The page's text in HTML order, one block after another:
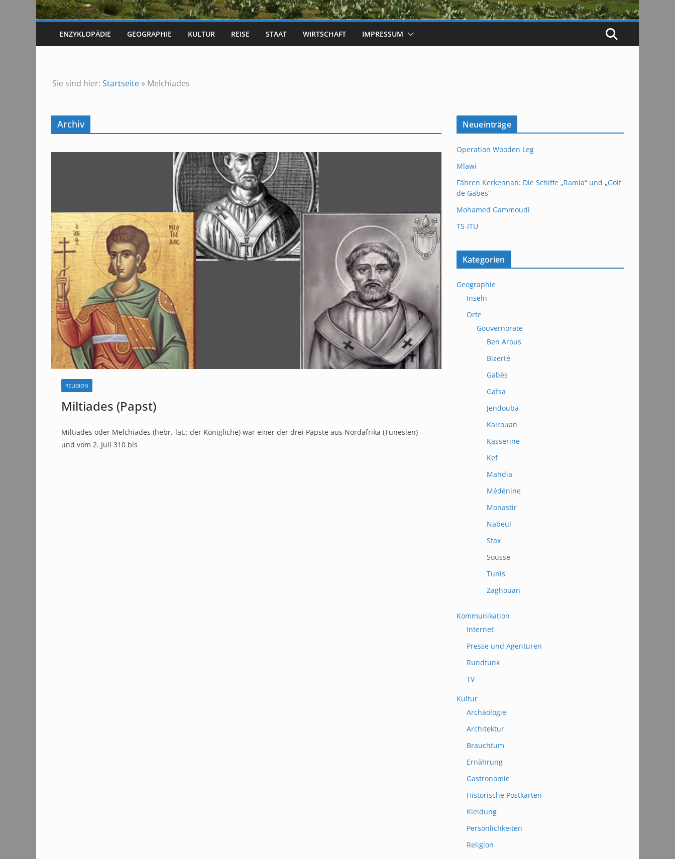
ENZYKLOPÄDIE GEOGRAPHIE KULTUR REISE STAAT WIRTSCHAFT IMPRESSUM
Sie sind hier: Startseite » Melchiades
Archiv
RELIGION
Miltiades (Papst)
Miltiades oder Melchiades (hebr.-lat.: der Königliche) war einer der drei Päpste aus Nordafrika (Tunesien)
und vom 2. Juli 310 bis
Neueinträge
Operation Wooden Leg
Mlawi
Fähren Kerkennah: Die Schiffe „Ramla“ und „Golf
de Gabes“
Mohamed Gammoudi
TS-ITU
Kategorien
Geographie
Inseln
Orte
Gouvernorate
Ben Arous
Bizerté
Gabès
Gafsa
Jendouba
Kairouan
Kasserine
Kef
Mahdia
Médénine
Monastir
Nabeul
Sfax
Sousse
Tunis
Zaghouan
Kommunikation
Internet
Presse und Agenturen
Rundfunk
TV
Kultur
Archäologie
Architektur
Brauchtum
Ernährung
Gastronomie
Historische Postkarten
Kleidung
Persönlichkeiten
Religion